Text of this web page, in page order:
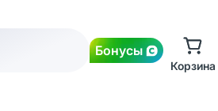
Бонусы
Корзина